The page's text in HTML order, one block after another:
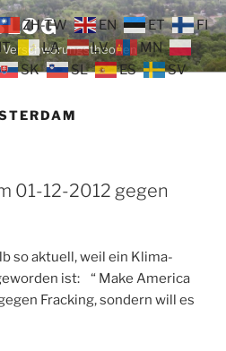
01-12-2012 gegen
so aktuell, weil ein Klima-
ist: “ Make America
Fracking, sondern will es
ZH-TW EN ET
FI
LA LV
MN
SK SL ES
SV